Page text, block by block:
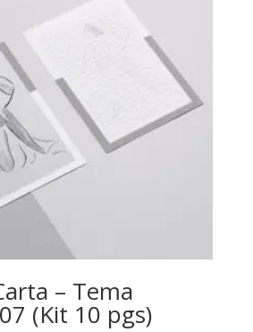
– Tema
(Kit 10 pgs)